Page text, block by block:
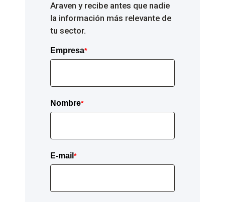
Araven y recibe antes que nadie
la información más relevante de
tu sector.
Empresa*
Nombre*
E-mail *